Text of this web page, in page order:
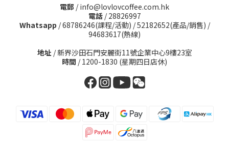
電郵 / info@lovlovcoffee.com.hk
電話/ 28826997
Whatsapp /68786246(課程/活動) /52182652(產品/銷售) /
94683617(熱線)
地址 / 新界沙田石門安麗街11號企業中心9樓23室
時間 / 1200-1830 (星期四日店休)